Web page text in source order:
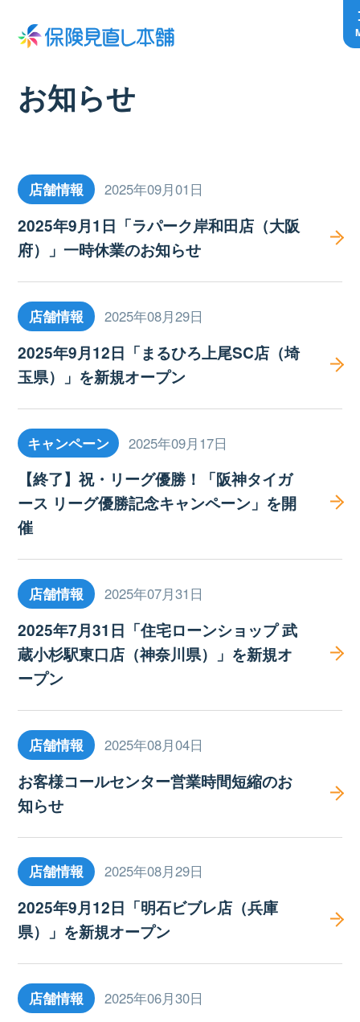
お知らせ
店舗情報 2025年09月01日
2025年9月1日「ラパーク岸和田店（大阪
府）」一時休業のお知らせ
店舗情報 2025年08月29日
2025年9月12日「まるひろ上尾SC店（埼
玉県）」を新規オープン
キャンペーン 2025年09月17日
【終了】祝・リーグ優勝！「阪神タイガ
ース リーグ優勝記念キャンペーン」を開
催
店舗情報 2025年07月31日
2025年7月31日「住宅ローンショップ 武
蔵小杉駅東口店（神奈川県）」を新規オ
ープン
店舗情報 2025年08月04日
お客様コールセンター営業時間短縮のお
知らせ
店舗情報 2025年08月29日
2025年9月12日「明石ビブレ店（兵庫
県）」を新規オープン
店舗情報 2025年06月30日